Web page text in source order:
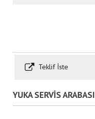
Teklif İste
YUKA SERVİS ARABASI